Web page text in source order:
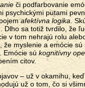
či podfarbovanie
putami
afektívna logika .
sa totiž tvrdilo, že
v tom nehrajú rolu
myslenie a emócie
Emócie sú kognitívny
citov.
– už v okamihu,
už o tom, čo si